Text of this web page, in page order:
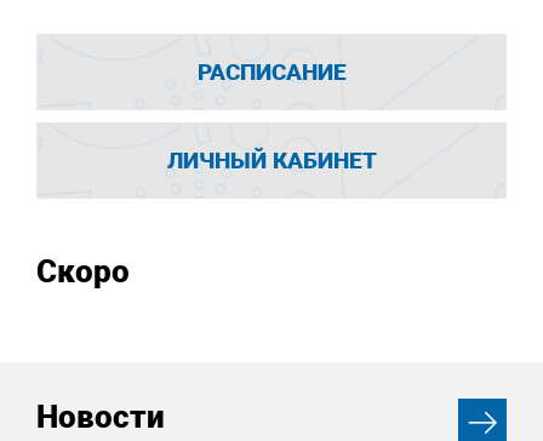
РАСПИСАНИЕ
ЛИЧНЫЙ КАБИНЕТ
Скоро
Новости